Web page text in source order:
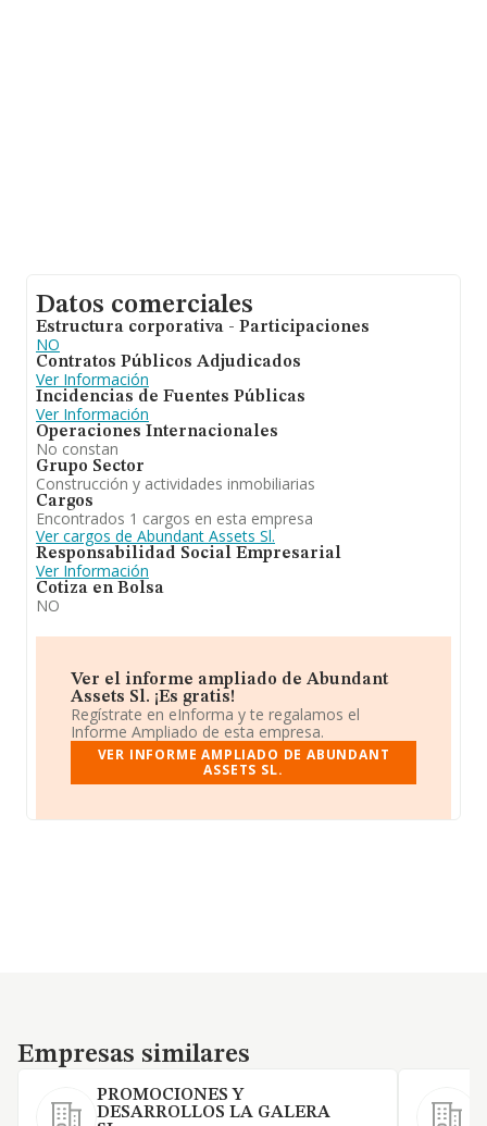
Datos comerciales
Estructura corporativa - Participaciones
NO
Contratos Públicos Adjudicados
Ver Información
Incidencias de Fuentes Públicas
Ver Información
Operaciones Internacionales
No constan
Grupo Sector
Construcción y actividades inmobiliarias
Cargos
Encontrados 1 cargos en esta empresa
Ver cargos de Abundant Assets Sl.
Responsabilidad Social Empresarial
Ver Información
Cotiza en Bolsa
NO
Ver el informe ampliado de Abundant
Assets Sl. ¡Es gratis!
Regístrate en eInforma y te regalamos el
Informe Ampliado de esta empresa.
VER INFORME AMPLIADO DE ABUNDANT
ASSETS SL.
Empresas similares
Empresas similares
PROMOCIONES Y
DESARROLLOS LA GALERA